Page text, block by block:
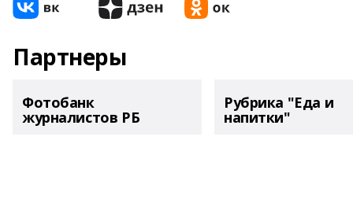
Партнеры
Фотобанк
журналистов РБ
Рубрика "Еда и
напитки"